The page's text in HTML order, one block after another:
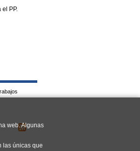
web. Algunas
las únicas que
PP.